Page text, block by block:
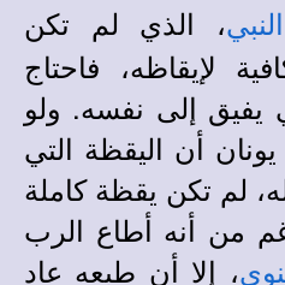
، الذي لم تكن
لإيقاظه، فاحتاج
يفيق إلى نفسه. ولو
أن اليقظة التي
لم تكن يقظة كاملة
من أنه أطاع الرب
، إلا أن طبعه عاد